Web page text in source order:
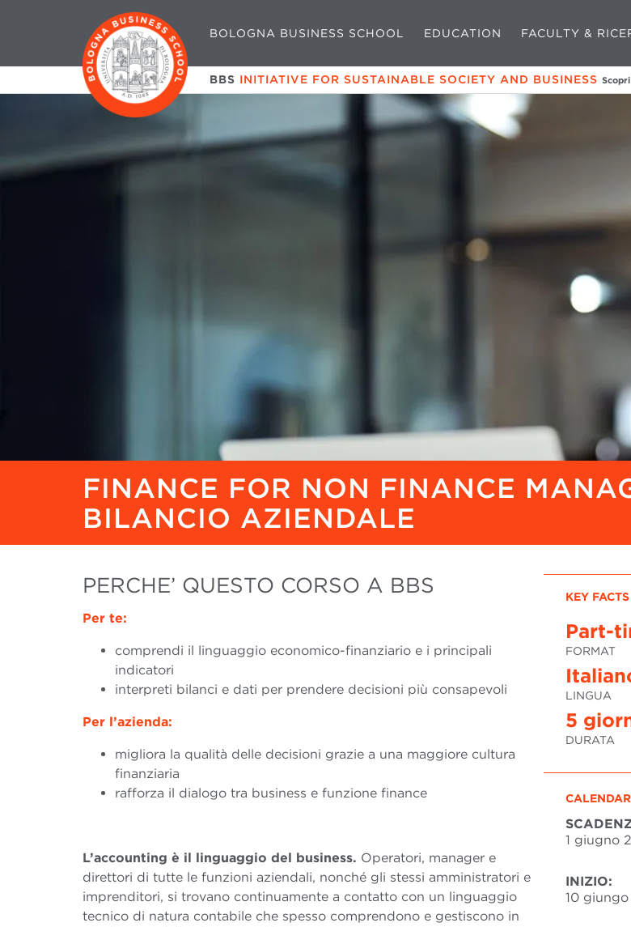
BOLOGNA BUSINESS SCHOOL EDUCATION FACULTY &
BBS INITIATIVE FOR SUSTAINABLE SOCIETY AND BUSINESS
FINANCE FOR NON FINANCE
BILANCIO AZIENDALE
PERCHE’ QUESTO CORSO A BBS
Per te:
comprendi il linguaggio economico-finanziario e i principali
indicatori
interpreti bilanci e dati per prendere decisioni più consapevoli
Per l’azienda:
migliora la qualità delle decisioni grazie a una maggiore cultura
finanziaria
rafforza il dialogo tra business e funzione finance
L’accounting è il linguaggio del business. Operatori, manager e
direttori di tutte le funzioni aziendali, nonché gli stessi amministratori e
imprenditori, si trovano continuamente a contatto con un linguaggio
tecnico di natura contabile che spesso comprendono e gestiscono in
KEY FACTS
Part-
FORMAT
LINGUA
5
DURATA
1 giugno
INIZIO:
10